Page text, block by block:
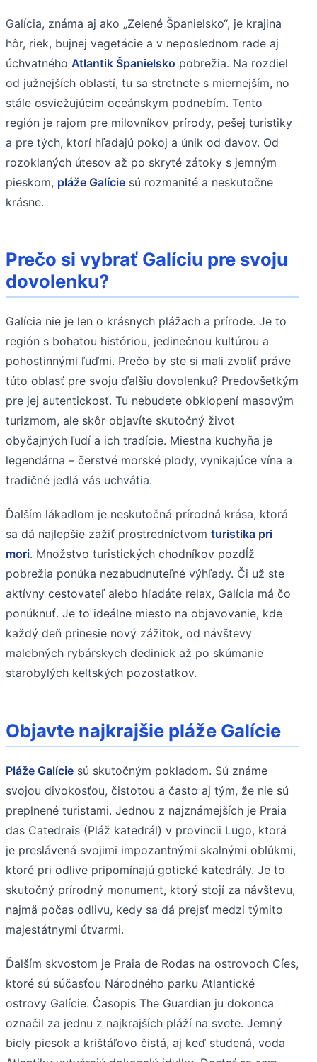
Galícia, známa aj ako „Zelené Španielsko“, je krajina
hôr, riek, bujnej vegetácie a v neposlednom rade aj
úchvatného Atlantik Španielsko pobrežia. Na rozdiel
od južnejších oblastí, tu sa stretnete s miernejším, no
stále osviežujúcim oceánskym podnebím. Tento
región je rajom pre milovníkov prírody, pešej turistiky
a pre tých, ktorí hľadajú pokoj a únik od davov. Od
rozoklaných útesov až po skryté zátoky s jemným
pieskom, pláže Galície sú rozmanité a neskutočne
krásne.
Prečo si vybrať Galíciu pre svoju
dovolenku?
Galícia nie je len o krásnych plážach a prírode. Je to
región s bohatou históriou, jedinečnou kultúrou a
pohostinnými ľuďmi. Prečo by ste si mali zvoliť práve
túto oblasť pre svoju ďalšiu dovolenku? Predovšetkým
pre jej autentickosť. Tu nebudete obklopení masovým
turizmom, ale skôr objavíte skutočný život
obyčajných ľudí a ich tradície. Miestna kuchyňa je
legendárna – čerstvé morské plody, vynikajúce vína a
tradičné jedlá vás uchvátia.
Ďalším lákadlom je neskutočná prírodná krása, ktorá
sa dá najlepšie zažiť prostredníctvom turistika pri
mori. Množstvo turistických chodníkov pozdĺž
pobrežia ponúka nezabudnuteľné výhľady. Či už ste
aktívny cestovateľ alebo hľadáte relax, Galícia má čo
ponúknuť. Je to ideálne miesto na objavovanie, kde
každý deň prinesie nový zážitok, od návštevy
malebných rybárskych dediniek až po skúmanie
starobylých keltských pozostatkov.
Objavte najkrajšie pláže Galície
Pláže Galície sú skutočným pokladom. Sú známe
svojou divokosťou, čistotou a často aj tým, že nie sú
preplnené turistami. Jednou z najznámejších je Praia
das Catedrais (Pláž katedrál) v provincii Lugo, ktorá
je preslávená svojimi impozantnými skalnými oblúkmi,
ktoré pri odlive pripomínajú gotické katedrály. Je to
skutočný prírodný monument, ktorý stojí za návštevu,
najmä počas odlivu, kedy sa dá prejsť medzi týmito
majestátnymi útvarmi.
Ďalším skvostom je Praia de Rodas na ostrovoch Cíes,
ktoré sú súčasťou Národného parku Atlantické
ostrovy Galície. Časopis The Guardian ju dokonca
označil za jednu z najkrajších pláží na svete. Jemný
biely piesok a krištáľovo čistá, aj keď studená, voda